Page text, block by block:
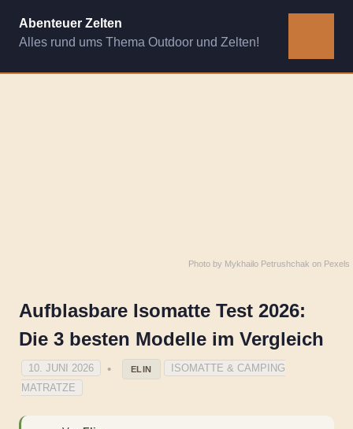
Inhalt
Abenteuer Zelten
Alles rund ums Thema Outdoor und Zelten!
Photo by Mykhailo Petrushchak on Pexels
Aufblasbare Isomatte Test 2026:
Die 3 besten Modelle im Vergleich
10. JUNI 2026 ELIN
ISOMATTE & CAMPING
MATRATZE